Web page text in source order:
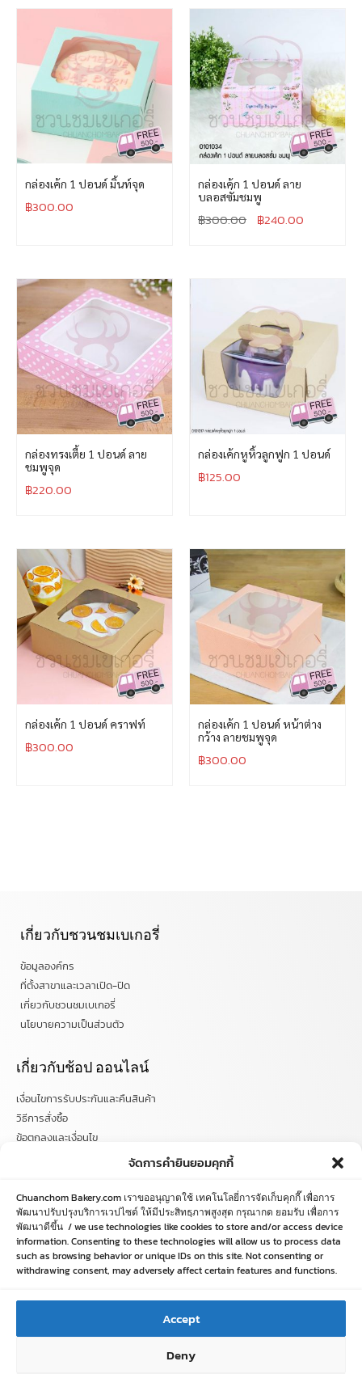
จัดการคำยินยอมคุกกี้
Chuanchom Bakery.com เราขออนุญาตใช้ เทคโนโลยี่การจัดเก็บคุกกี๊ เพื่อการ
พัฒนาปรับปรุงบริการเวปไซด์ ให้มีประสิทธฺภาพสูงสุด กรุณากด ยอมรับ เพื่อการ
พัฒนาดีขึ้น / we use technologies like cookies to store and/or access device
information. Consenting to these technologies will allow us to process data
such as browsing behavior or unique IDs on this site. Not consenting or
withdrawing consent, may adversely affect certain features and functions.
Accept
Deny
กล่องเค้ก 1 ปอนด์ มิ้นท์จุด
฿300.00
กล่องเค้ก 1 ปอนด์ ลาย
บลอสซั่มชมพู
฿300.00 ฿240.00
กล่องทรงเตี้ย 1 ปอนด์ ลาย
ชมพูจุด
฿220.00
กล่องเค้กหูหิ้วลูกฟูก 1 ปอนด์
฿125.00
กล่องเค้ก 1 ปอนด์ คราฟท์
฿300.00
กล่องเค้ก 1 ปอนด์ หน้าต่าง
กว้าง ลายชมพูจุด
฿300.00
เกี่ยวกับชวนชมเบเกอรี่
ข้อมูลองค์กร
ที่ตั้งสาขาและเวลาเปิด-ปิด
เกี่ยวกับชวนชมเบเกอรี่
นโยบายความเป็นส่วนตัว
เกี่ยวกับช้อป ออนไลน์
เงื่อนไขการรับประกันและคืนสินค้า
วิธีการสั่งซื้อ
ข้อตกลงและเงื่อนไข
ติดตามข่าวสารได้ที่
chuanchombakery
chuanchombakery
www.chuanchombakery.com
โทร. 065-526-2325, 02 519 8212
E-mail : chuanchom.bakery@gmail.com